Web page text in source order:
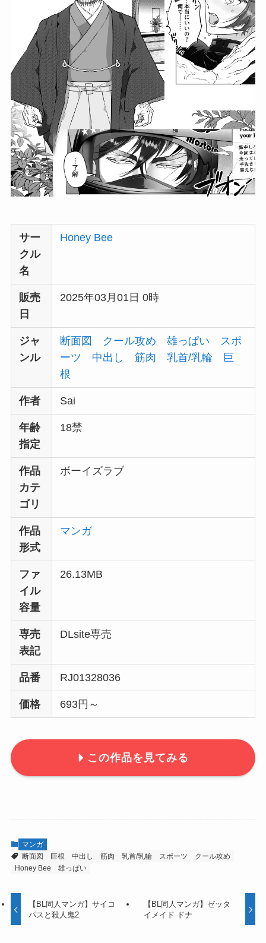
サー
クル
名
Honey Bee
販売
日
2025年03月01日 0時
ジャ
ンル
断面図 クール攻め 雄っぱい
スポ
ーツ
中出し 筋肉 乳首/乳輪
巨
根
作者 Sai
年齢
指定
18禁
作品
カテ
ゴリ
ボーイズラブ
作品
形式
マンガ
ファ
イル
容量
26.13MB
専売
表記
DLsite専売
品番 RJ01328036
価格 693円～
この作品を見てみる
マンガ
断面図
巨根 中出し 筋肉 乳首/乳輪 スポーツ
クール攻め
Honey Bee
雄っぱい
【BL同人マンガ】サイコ
パスと殺人鬼2
【BL同人マンガ】ゼッタ
イメイド ドナ